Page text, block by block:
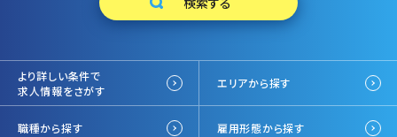
より詳しい条件で
求人情報をさがす
エリアから探す
職種から探す 雇用形態から探す